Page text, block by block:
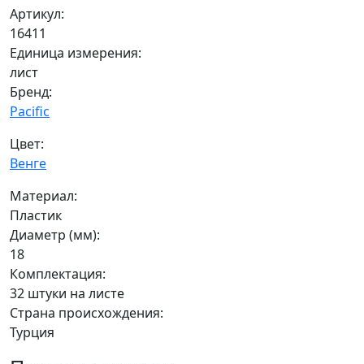
Артикул:
16411
Единица измерения:
лист
Бренд:
Pacific
Цвет:
Венге
Материал:
Пластик
Диаметр (мм):
18
Комплектация:
32 штуки на листе
Страна происхождения:
Турция